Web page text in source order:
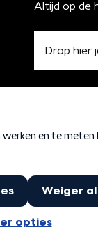
Altijd op de